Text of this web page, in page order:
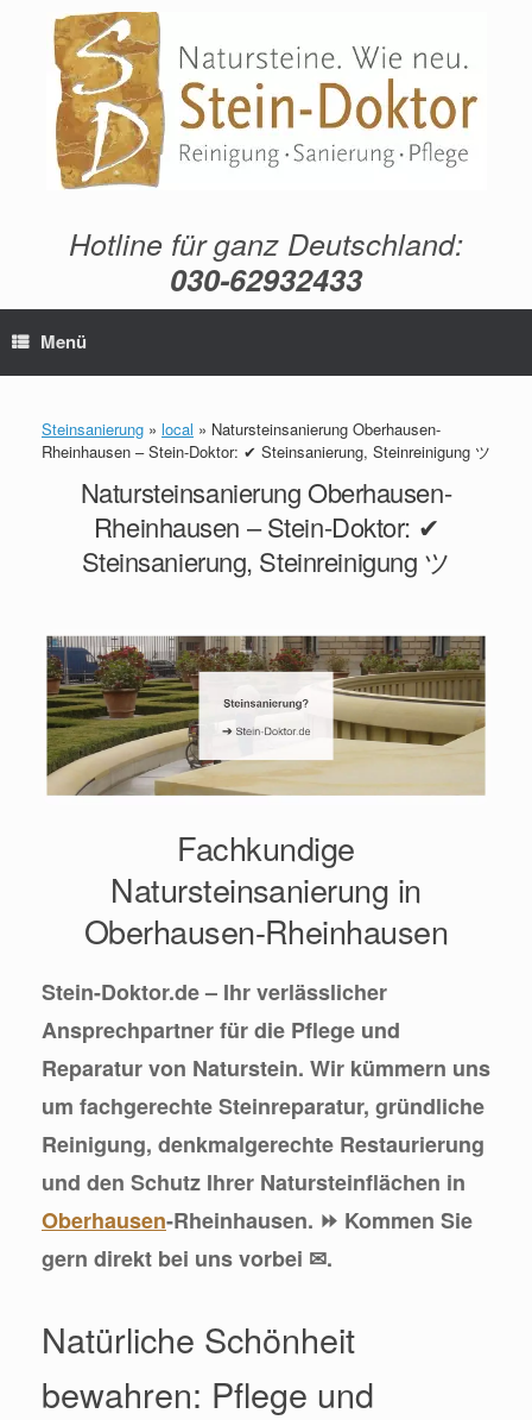
springen
Hotline für ganz Deutschland:
030-62932433
Menü
Steinsanierung » local » Natursteinsanierung Oberhausen-
Rheinhausen – Stein-Doktor: ✔ Steinsanierung, Steinreinigung ツ
Natursteinsanierung Oberhausen-
Rheinhausen – Stein-Doktor: ✔
Steinsanierung, Steinreinigung ツ
Fachkundige
Natursteinsanierung in
Oberhausen-Rheinhausen
Stein-Doktor.de – Ihr verlässlicher
Ansprechpartner für die Pflege und
Reparatur von Naturstein. Wir kümmern uns
um fachgerechte Steinreparatur, gründliche
Reinigung, denkmalgerechte Restaurierung
und den Schutz Ihrer Natursteinflächen in
Oberhausen-Rheinhausen. ⏩ Kommen Sie
gern direkt bei uns vorbei ✉.
Natürliche Schönheit
bewahren: Pflege und